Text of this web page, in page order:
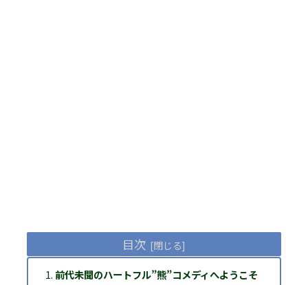
目次
前代未聞のハートフル”熊”コメディへようこそ